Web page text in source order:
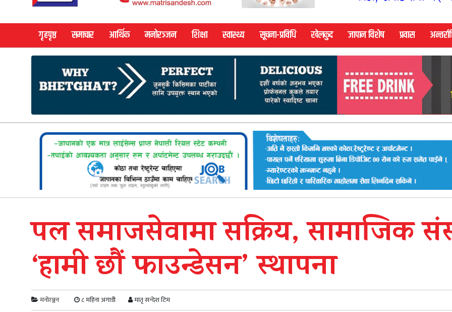
गृहपृष्ठ समाचार आर्थिक मनोरञ्जन शिक्षा स्वास्थ्य सूचना-प्रविधि खेलकुद जापान विशेष प्रवास
पल समाजसेवामा सक्रिय, सामाजिक
‘हामी छौं फाउन्डेसन’ स्थापना
मनोरञ्जन ८ महिना अगाडी मातृ सन्देश टिम